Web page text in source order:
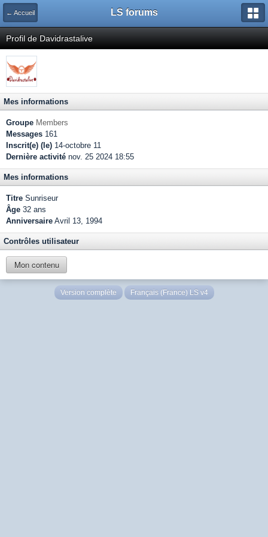
← Accueil LS forums
Profil de Davidrastalive
Mes informations
Groupe Members
Messages 161
Inscrit(e) (le) 14-octobre 11
Dernière activité nov. 25 2024 18:55
Mes informations
Titre Sunriseur
Âge 32 ans
Anniversaire Avril 13, 1994
Contrôles utilisateur
Mon contenu
Version complète Français (France) LS v4